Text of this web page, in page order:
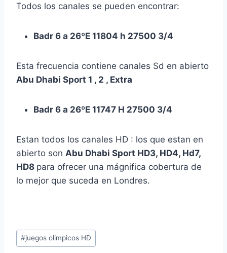
Todos los canales se pueden encontrar:
Badr 6 a 26ºE 11804 h 27500 3/4
Esta frecuencia contiene canales Sd en abierto
Abu Dhabi Sport 1 , 2 , Extra
Badr 6 a 26ºE 11747 H 27500 3/4
Estan todos los canales HD : los que estan en
abierto son Abu Dhabi Sport HD3, HD4, Hd7,
HD8 para ofrecer una mágnifica cobertura de
lo mejor que suceda en Londres.
Etiquetas
de
#juegos olimpicos HD